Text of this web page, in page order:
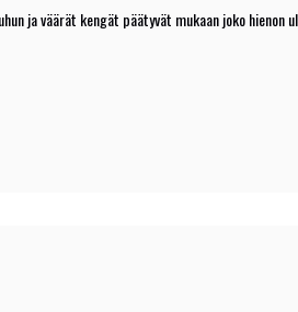
ja väärät kengät päätyvät mukaan joko hienon